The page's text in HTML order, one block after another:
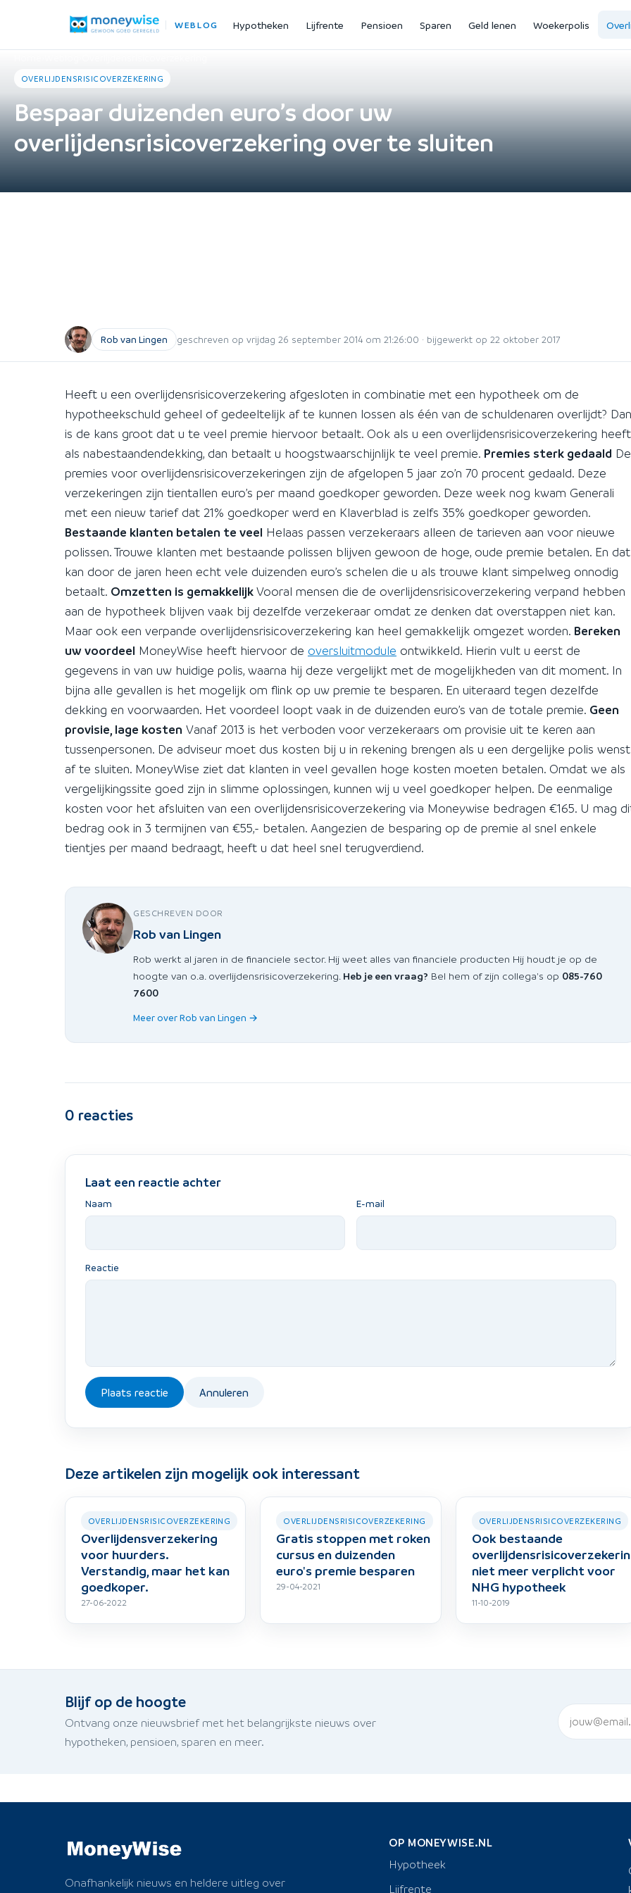
WEBLOG Hypotheken Lijfrente Pensioen Sparen Geld lenen Woekerpolis
OVERLIJDENSRISICOVERZEKERING
Bespaar duizenden euro’s door uw
overlijdensrisicoverzekering over te sluiten
Rob van Lingen geschreven op vrijdag 26 september 2014 om 21:26:00 · bijgewerkt op 22 oktober 2017
Heeft u een overlijdensrisicoverzekering afgesloten in combinatie met een hypotheek om de
hypotheekschuld geheel of gedeeltelijk af te kunnen lossen als één van de schuldenaren overlijdt? Dan
is de kans groot dat u te veel premie hiervoor betaalt. Ook als u een overlijdensrisicoverzekering heeft
als nabestaandendekking, dan betaalt u hoogstwaarschijnlijk te veel premie. Premies sterk gedaald De
premies voor overlijdensrisicoverzekeringen zijn de afgelopen 5 jaar zo’n 70 procent gedaald. Deze
verzekeringen zijn tientallen euro’s per maand goedkoper geworden. Deze week nog kwam Generali
met een nieuw tarief dat 21% goedkoper werd en Klaverblad is zelfs 35% goedkoper geworden.
Bestaande klanten betalen te veel Helaas passen verzekeraars alleen de tarieven aan voor nieuwe
polissen. Trouwe klanten met bestaande polissen blijven gewoon de hoge, oude premie betalen. En dat
kan door de jaren heen echt vele duizenden euro’s schelen die u als trouwe klant simpelweg onnodig
betaalt. Omzetten is gemakkelijkVooral mensen die de overlijdensrisicoverzekering verpand hebben
aan de hypotheek blijven vaak bij dezelfde verzekeraar omdat ze denken dat overstappen niet kan.
Maar ook een verpande overlijdensrisicoverzekering kan heel gemakkelijk omgezet worden. Bereken
uw voordeel MoneyWise heeft hiervoor de oversluitmodule ontwikkeld. Hierin vult u eerst de
gegevens in van uw huidige polis, waarna hij deze vergelijkt met de mogelijkheden van dit moment. In
bijna alle gevallen is het mogelijk om flink op uw premie te besparen. En uiteraard tegen dezelfde
dekking en voorwaarden. Het voordeel loopt vaak in de duizenden euro’s van de totale premie. Geen
provisie, lage kosten Vanaf 2013 is het verboden voor verzekeraars om provisie uit te keren aan
tussenpersonen. De adviseur moet dus kosten bij u in rekening brengen als u een dergelijke polis wenst
af te sluiten. MoneyWise ziet dat klanten in veel gevallen hoge kosten moeten betalen. Omdat we als
vergelijkingssite goed zijn in slimme oplossingen, kunnen wij u veel goedkoper helpen. De eenmalige
kosten voor het afsluiten van een overlijdensrisicoverzekering via Moneywise bedragen €165. U mag
bedrag ook in 3 termijnen van €55,- betalen. Aangezien de besparing op de premie al snel enkele
tientjes per maand bedraagt, heeft u dat heel snel terugverdiend.
GESCHREVEN DOOR
Rob van Lingen
Rob werkt al jaren in de financiele sector. Hij weet alles van financiele producten Hij houdt je op de
hoogte van o.a. overlijdensrisicoverzekering. Heb je een vraag? Bel hem of zijn collega's op 085-760
7600
Meer over Rob van Lingen →
0 reacties
Laat een reactie achter
Naam E-mail
Reactie
Plaats reactie Annuleren
Deze artikelen zijn mogelijk ook interessant
OVERLIJDENSRISICOVERZEKERING
Overlijdensverzekering
voor huurders.
Verstandig, maar het kan
goedkoper.
27-06-2022
OVERLIJDENSRISICOVERZEKERING
Gratis stoppen met roken
cursus en duizenden
euro's premie besparen
29-04-2021
OVERLIJDENSRISICOVERZEKERING
Ook bestaande
niet meer verplicht voor
NHG hypotheek
11-10-2019
Blijf op de hoogte
Ontvang onze nieuwsbrief met het belangrijkste nieuws over
hypotheken, pensioen, sparen en meer.
Onafhankelijk nieuws en heldere uitleg over
OP MONEYWISE.NL
Hypotheek
Lijfrente